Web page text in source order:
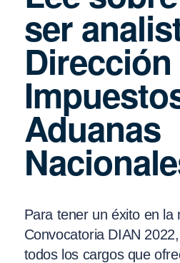
ser
Aduanas
Para tener un éxito en la
Convocatoria DIAN
todos los cargos que